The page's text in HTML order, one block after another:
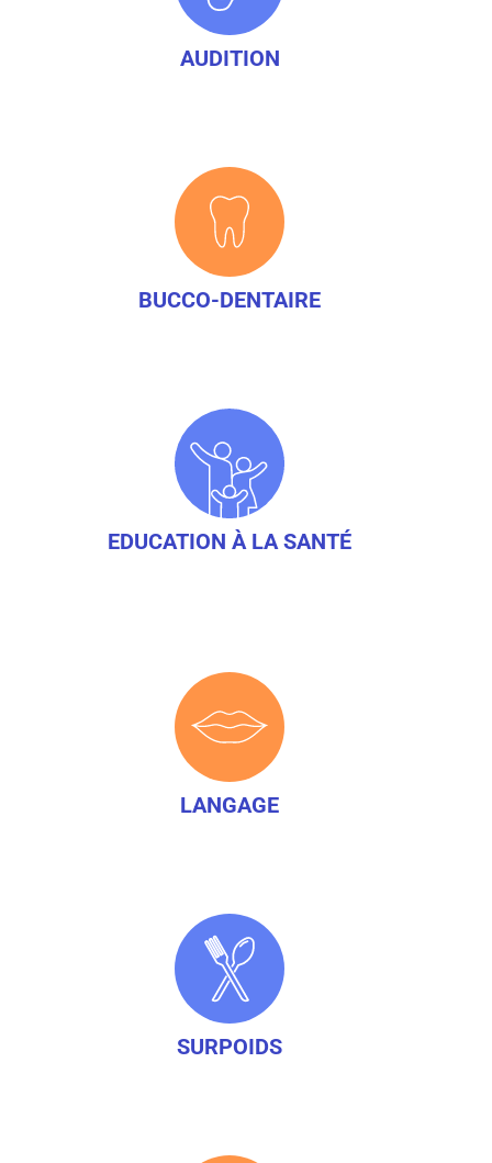
AUDITION
BUCCO-DENTAIRE
EDUCATION À LA SANTÉ
LANGAGE
SURPOIDS